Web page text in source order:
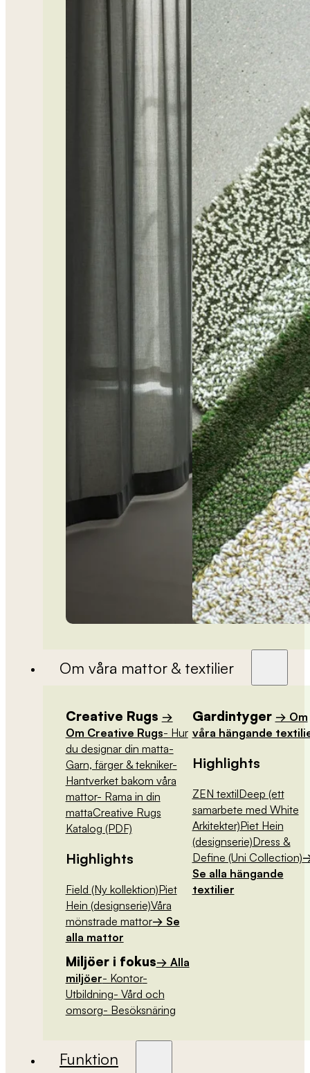
Om våra mattor & textilier
Creative Rugs →
Om Creative Rugs- Hur
du designar din matta-
Garn, färger & tekniker-
Hantverket bakom våra
mattor- Rama in din
mattaCreative Rugs
Katalog (PDF)
Highlights
Field (Ny kollektion)Piet
Hein (designserie)Våra
mönstrade mattor→ Se
alla mattor
Gardintyger → Om
våra hängande
Highlights
ZEN textilDeep (ett
samarbete med White
Arkitekter)Piet Hein
(designserie)Dress &
Define (Uni Collection)
Se alla hängande
textilier
Miljöer i fokus→ Alla
miljöer- Kontor-
Utbildning- Vård och
omsorg- Besöksnäring
Funktion